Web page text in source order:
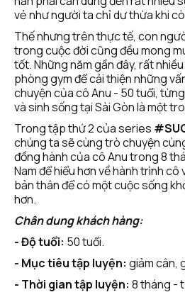
vẻ như người ta chỉ dư thừa khi
Thế nhưng trên thực tế, con
trong cuộc đời cũng đều mong
tốt. Những năm gần đây, rất
phòng gym để cải thiện những
chuyện của cô Anu - 50 tuổi,
và sinh sống tại Sài Gòn là một
Trong tập thứ 2 của series
chúng ta sẽ cùng trò chuyện
đồng hành của cô Anu trong 8
Nam để hiểu hơn về hành trình cô
bản thân để có một cuộc sống
hơn.
Chân dung khách hàng:
- Độ tuổi: 50 tuổi.
- Mục tiêu tập luyện: giảm cân,
- Thời gian tập luyện: 8 tháng -